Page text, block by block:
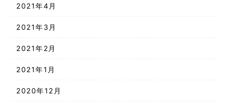
2021年4月
2021年3月
2021年2月
2021年1月
2020年12月